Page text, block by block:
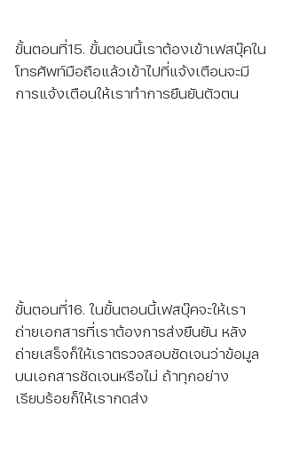
ขั้นตอนที่15. ขั้นตอนนี้เราต้องเข้าเฟสบุ๊คใน
โทรศัพท์มือถือแล้วเข้าไปที่แจ้งเตือนจะมี
การแจ้งเตือนให้เราทำการยืนยันตัวตน
ขั้นตอนที่16. ในขั้นตอนนี้เฟสบุ๊คจะให้เรา
ถ่ายเอกสารที่เราต้องการส่งยืนยัน หลัง
ถ่ายเสร็จก็ให้เราตรวจสอบชัดเจนว่าข้อมูล
บนเอกสารชัดเจนหรือไม่ ถ้าทุกอย่าง
เรียบร้อยก็ให้เรากดส่ง